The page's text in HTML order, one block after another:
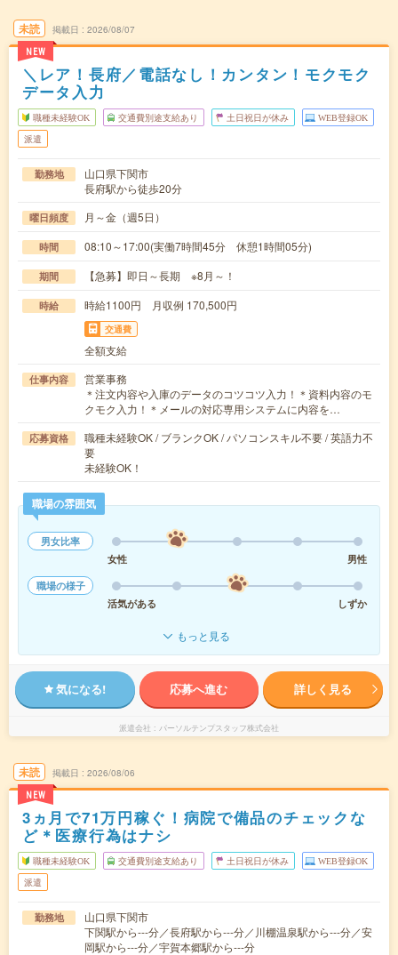
未読
NEW
掲載日 2026/08/07
＼レア！長府／電話なし！カンタン！モクモク
データ入力
職種未経験OK 交通費別途支給あり 土日祝日が休み WEB登録OK
派遣
勤務地
山口県下関市
長府駅から徒歩20分
曜日頻度 月～金（週5日）
時間 08:10～17:00(実働7時間45分 休憩1時間05分)
期間 【急募】即日～長期 ※8月～！
時給 時給1100円 月収例 170,500円
交通費
全額支給
仕事内容
営業事務
＊注文内容や入庫のデータのコツコツ入力！＊資料内容のモ
クモク入力！＊メールの対応専用システムに内容を…
応募資格
職種未経験OK / ブランクOK / パソコンスキル不要 / 英語力不
要
未経験OK！
職場の雰囲気
男女比率
女性
男性
職場の様子
活気がある
しずか
もっと見る
気になる! 応募へ進む 詳しく見る
派遣会社 パーソルテンプスタッフ株式会社
未読
NEW
掲載日 2026/08/06
3ヵ月で71万円稼ぐ！病院で備品のチェックな
ど＊医療行為はナシ
職種未経験OK 交通費別途支給あり 土日祝日が休み WEB登録OK
派遣
勤務地
山口県下関市
下関駅から---分／長府駅から---分／川棚温泉駅から---分／安
岡駅から---分／宇賀本郷駅から---分